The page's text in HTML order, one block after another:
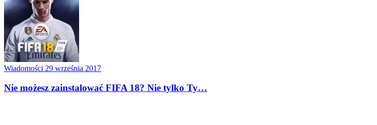
Wiadomości 29 września 2017
Nie możesz zainstalować FIFA 18? Nie tylko Ty…